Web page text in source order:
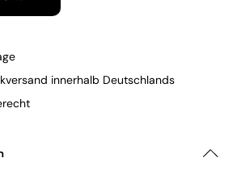
innerhalb Deutschlands